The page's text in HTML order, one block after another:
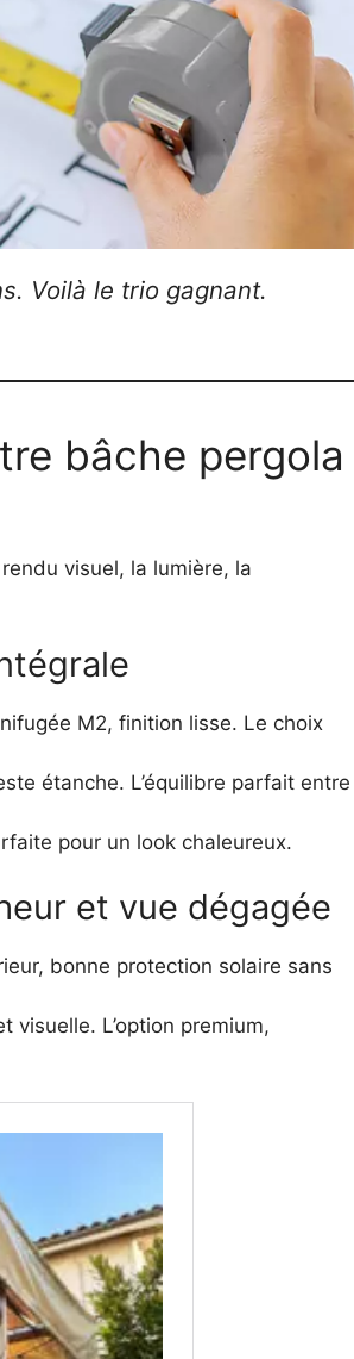
Voilà le trio gagnant.
bâche pergola
visuel, la lumière, la
M2, finition lisse. Le choix
étanche. L’équilibre parfait entre
pour un look chaleureux.
et vue dégagée
bonne protection solaire sans
visuelle. L’option premium,